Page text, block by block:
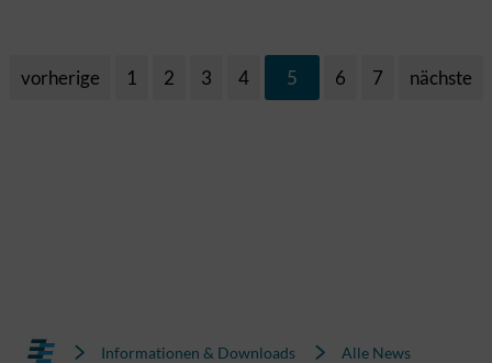
vorherige 1 2 3 4 5 6 7 nächste
Informationen & Downloads Alle News